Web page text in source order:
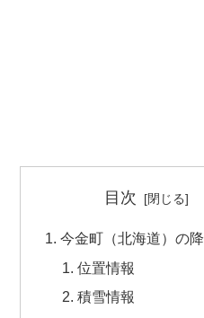
目次
今金町（北海道）の
位置情報
積雪情報